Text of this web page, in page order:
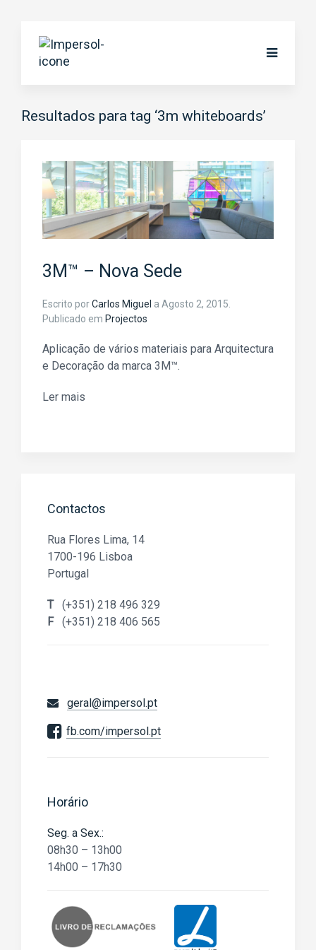
Resultados para tag ‘3m whiteboards’
3M™ – Nova Sede
Escrito porCarlos Miguel a Agosto 2, 2015
Publicado em Projectos
Aplicação de vários materiais para Arquitectura
e Decoração da marca 3M™.
Ler mais
Contactos
Rua Flores Lima, 14
1700-196 Lisboa
Portugal
T (+351) 218 496 329
F (+351) 218 406 565
geral@impersol.pt
fb.com/impersol.pt
Horário
Seg. a Sex.:
08h30 – 13h00
14h00 – 17h30